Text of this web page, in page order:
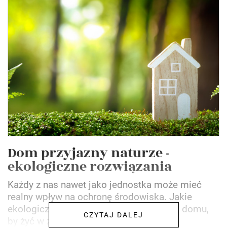
Dom przyjazny naturze -
ekologiczne rozwiązania
Każdy z nas nawet jako jednostka może mieć
realny wpływ na ochronę środowiska. Jakie
ekologiczne rozwiązania wprowadzić do domu,
by żyć w zgodzie z naturą?
CZYTAJ DALEJ